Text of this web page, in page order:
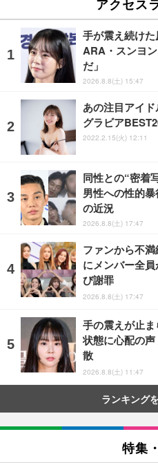
アクセス
手が震え続け
ARA・スンヨ
だ」
2026.8.8(土) 15:47
あの注目アイ
グラビア
2022.2.15(火) 12:11
同性との“密着
男性への性的
の近況
2026.8.8(土) 17:47
ファンから不
にメンバー全
び謝罪
2026.8.8(土) 17:47
手の震えが止
状態に心配の
散
2026.8.8(土) 11:47
ランキング
特集